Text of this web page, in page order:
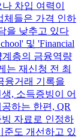
차입 여력이
체들은 가격 인하
을 낮추고 있다
및 'Financial
계층의 금융역량
는 재신청 전 최
융거래 기록을
, 소득증빙이 어
하는 한편, QR
자료로 인정하
준도 개선하고 있